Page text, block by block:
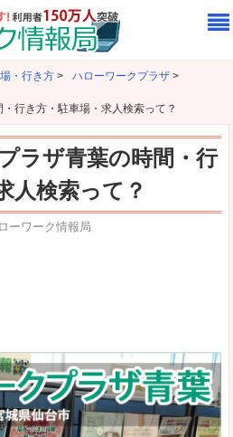
・行き方 > ハローワークプラザ >
行き方・駐車場・求人検索って？
ラザ青葉の時間・行
人検索って？
ーワーク情報局